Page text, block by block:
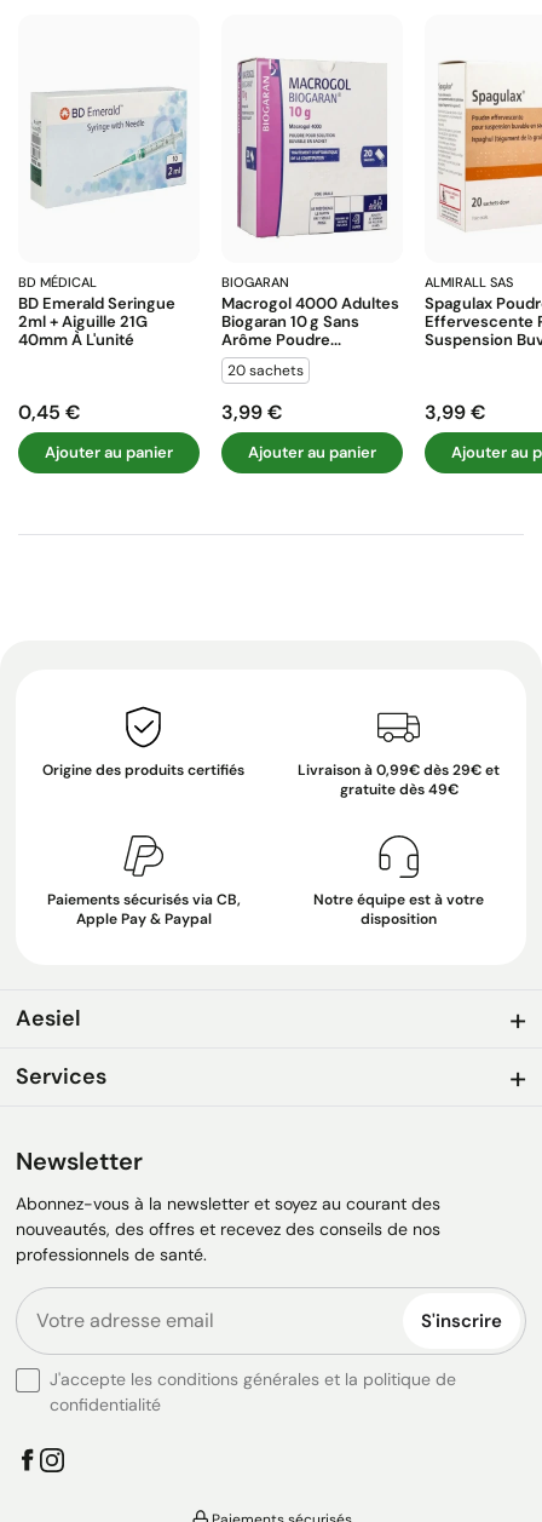
BD MÉDICAL
BD Emerald Seringue
2ml + Aiguille 21G
40mm À L'unité
Prix
0,45 €
Ajouter au panier
BIOGARAN
Macrogol 4000 Adultes
Biogaran 10 G Sans
Arôme Poudre...
20 sachets
Prix
3,99 €
Ajouter au panier
ALMIRALL SAS
Spagulax
Effervescente
Suspension
Prix
3,99 €
Ajouter au
Origine des produits certifiés
Livraison à 0,99€ dès 29€ et
gratuite dès 49€
Paiements sécurisés via CB,
Apple Pay & Paypal
Notre équipe est à votre
disposition
Aesiel
Services
Newsletter
Abonnez-vous à la newsletter et soyez au courant des
nouveautés, des offres et recevez des conseils de nos
professionnels de santé.
S'inscrire
J'accepte les conditions générales et la politique de
confidentialité